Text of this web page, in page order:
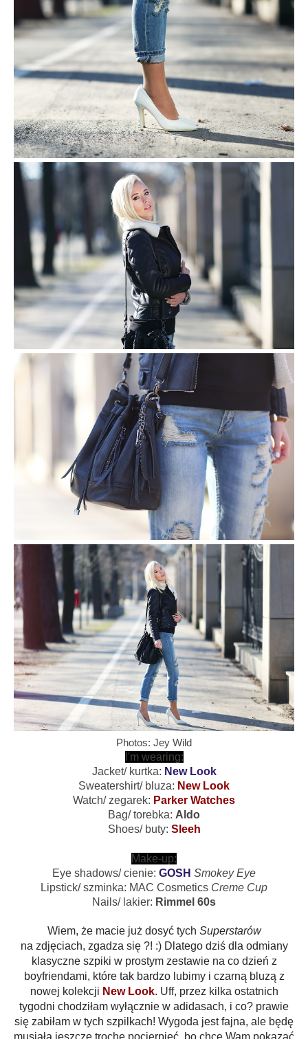
Photos: Jey Wild
I'm wearing:
Jacket/ kurtka: New Look
Sweatershirt/ bluza: New Look
Watch/ zegarek: Parker Watches
Bag/ torebka: Aldo
Shoes/ buty: Sleeh
Make-up:
Eye shadows/ cienie: GOSH Smokey Eye
Lipstick/ szminka: MAC Cosmetics Creme Cup
Nails/ lakier: Rimmel 60s
Wiem, że macie już dosyć tych Superstarów
na zdjęciach, zgadza się ?! :) Dlatego dziś dla odmiany
klasyczne szpiki w prostym zestawie na co dzień z
boyfriendami, które tak bardzo lubimy i czarną bluzą z
nowej kolekcji New Look. Uff, przez kilka ostatnich
tygodni chodziłam wyłącznie w adidasach, i co? prawie
się zabiłam w tych szpilkach! Wygoda jest fajna, ale będę